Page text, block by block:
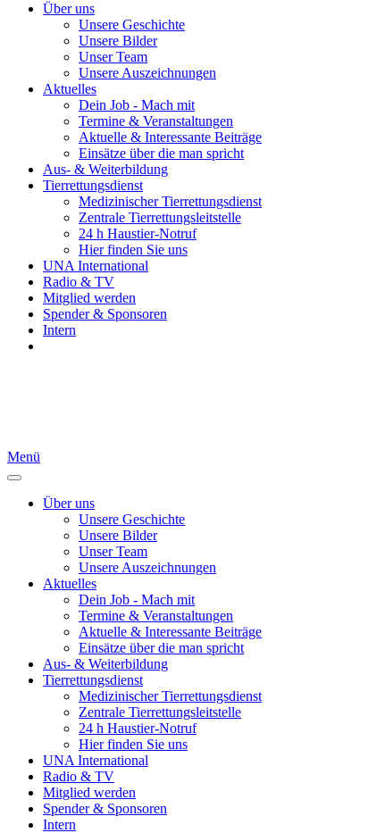
Über uns
Unsere Geschichte
Unsere Bilder
Unser Team
Unsere Auszeichnungen
Aktuelles
Dein Job - Mach mit
Termine & Veranstaltungen
Aktuelle & Interessante Beiträge
Einsätze über die man spricht
Aus- & Weiterbildung
Tierrettungsdienst
Medizinischer Tierrettungsdienst
Zentrale Tierrettungsleitstelle
24 h Haustier-Notruf
Hier finden Sie uns
UNA International
Radio & TV
Mitglied werden
Spender & Sponsoren
Intern
Menü
Über uns
Unsere Geschichte
Unsere Bilder
Unser Team
Unsere Auszeichnungen
Aktuelles
Dein Job - Mach mit
Termine & Veranstaltungen
Aktuelle & Interessante Beiträge
Einsätze über die man spricht
Aus- & Weiterbildung
Tierrettungsdienst
Medizinischer Tierrettungsdienst
Zentrale Tierrettungsleitstelle
24 h Haustier-Notruf
Hier finden Sie uns
UNA International
Radio & TV
Mitglied werden
Spender & Sponsoren
Intern